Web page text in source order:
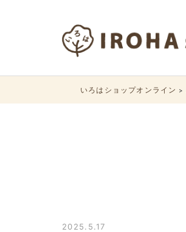
いろはショップオンライン >
2025.5.17